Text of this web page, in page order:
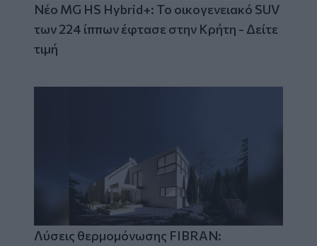
Νέο MG HS Hybrid+: Το οικογενειακό SUV
των 224 ίππων έφτασε στην Κρήτη - Δείτε
τιμή
Λύσεις θερμομόνωσης FIBRAN: